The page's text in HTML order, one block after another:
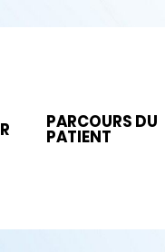
PARCOURS DU
PATIENT